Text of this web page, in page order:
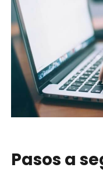
Pasos a